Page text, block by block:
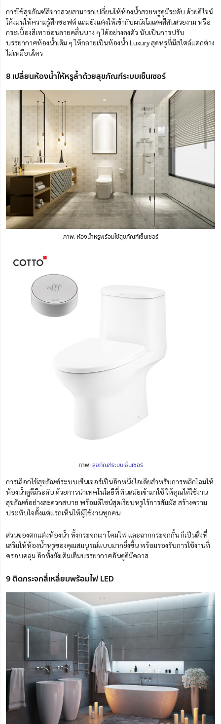
การใช้สุขภัณฑ์สีขาวสวยสามารถเปลี่ยนให้ห้องน้ำสวยหรูดูมีระดับ ด้วยดีไซน์
โค้งมนให้ความรู้สึกซอฟต์ แถมยังแต่งให้เข้ากับผนังโมเสคสีสันสวยงาม หรือ
กระเบื้องสีเทาอ่อนลายคลื่นบาง ๆ ได้อย่างลงตัว นับเป็นการปรับ
บรรยากาศห้องน้ำเดิม ๆ ให้กลายเป็นห้องน้ำ Luxury สุดหรูที่มีสไตล์แตกต่าง
ไม่เหมือนใคร
8 เปลี่ยนห้องน้ำให้หรูล้ำด้วยสุขภัณฑ์ระบบเซ็นเซอร์
ภาพ: ห้องน้ำหรูพร้อมใช้สุขภัณฑ์เซ็นเซอร์
ภาพ:สุขภัณฑ์ระบบเซ็นเซอร์
การเลือกใช้สุขภัณฑ์ระบบเซ็นเซอร์เป็นอีกหนึ่งไอเดียสำหรับการพลิกโฉมให้
ห้องน้ำดูดีมีระดับ ด้วยการนำเทคโนโลยีที่ทันสมัยเข้ามาใช้ ให้คุณได้ใช้งาน
สุขภัณฑ์อย่างสะดวกสบาย พร้อมดีไซน์สุดเรียบหรูไร้การสัมผัส สร้างความ
ประทับใจตั้งแต่แรกเห็นให้ผู้ใช้งานทุกคน
ส่วนของตกแต่งห้องน้ำ ทั้งกระจกเงา โคมไฟ และฉากกระจกกั้น ก็เป็นสิ่งที่
เสริมให้ห้องน้ำหรูของคุณสมบูรณ์แบบมากยิ่งขึ้น พร้อมรองรับการใช้งานที่
ครอบคลุม อีกทั้งยังเติมเต็มบรรยากาศอันดูดีมีคลาส
9 ติดกระจกสี่เหลี่ยมพร้อมไฟ LED